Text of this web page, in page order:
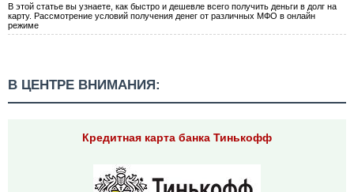
В этой статье вы узнаете, как быстро и дешевле всего получить деньги в долг на
карту. Рассмотрение условий получения денег от различных МФО в онлайн
режиме
В ЦЕНТРЕ ВНИМАНИЯ:
Кредитная карта банка Тинькофф